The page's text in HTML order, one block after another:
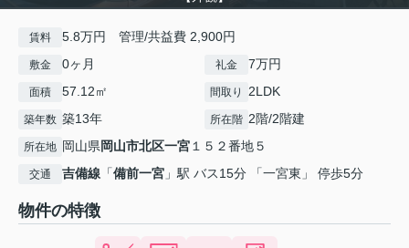
賃料 5.8万円 管理/共益費 2,900円
敷金 0ヶ月 礼金 7万円
面積 57.12㎡ 間取り 2LDK
築年数 築13年 所在階 2階/2階建
所在地 岡山県岡山市北区一宮１５２番地５
交通 吉備線 「備前一宮 」駅 バス15分 「一宮東」 停歩5分
物件の特徴